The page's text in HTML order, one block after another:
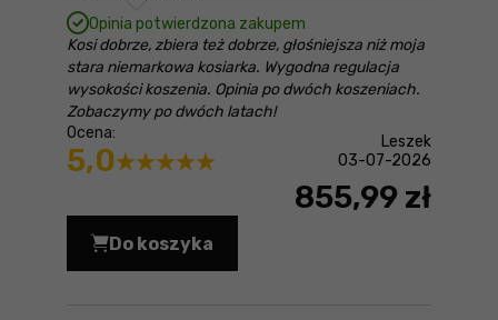
Opinia potwierdzona zakupem
Kosi dobrze, zbiera też dobrze, głośniejsza niż moja
stara niemarkowa kosiarka. Wygodna regulacja
wysokości koszenia. Opinia po dwóch koszeniach.
Zobaczymy po dwóch latach!
Ocena:
5,0
Leszek
03-07-2026
855,99 zł
Do koszyka
Kosiarka elektryczna Makita